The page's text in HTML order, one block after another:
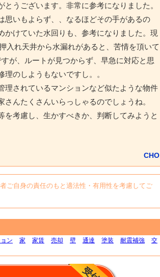
うございます。非常に参考になりました。
思いもよらず、、なるほどその手があるの
けていた水回りも、参考になりました。現
入れ天井から水漏れがあると、苦情を頂いて
が、ルートが見つからず、早急に対応と思
のしようもないですし。。
理されているマンションなど似たような物件
んたくさんいらっしゃるのでしょうね。
考慮し、生かすべきか、判断してみようと
CHO
ご自身の責任のもと適法性・有用性を考慮してご
ン 家 家賃 売却 壁 通達 塗装 耐震補強
交